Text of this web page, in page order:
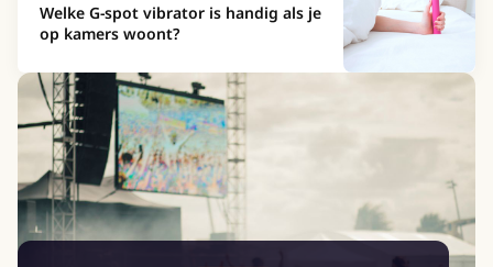
Welke G-spot vibrator is handig als je
op kamers woont?